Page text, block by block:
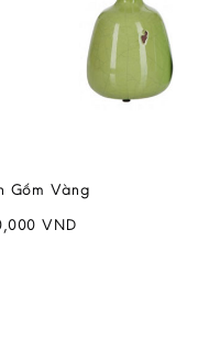
Gốm Vàng
VND